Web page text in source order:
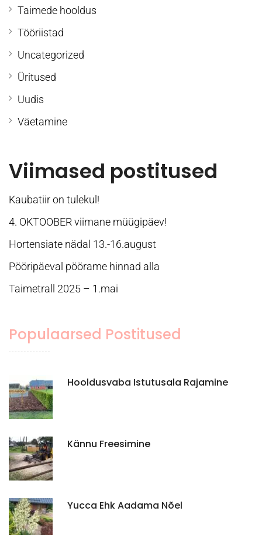
Taimede hooldus
Tööriistad
Uncategorized
Üritused
Uudis
Väetamine
Viimased postitused
Kaubatiir on tulekul!
4. OKTOOBER viimane müügipäev!
Hortensiate nädal 13.-16.august
Pööripäeval pöörame hinnad alla
Taimetrall 2025 – 1.mai
Populaarsed Postitused
Hooldusvaba Istutusala Rajamine
Kännu Freesimine
Yucca Ehk Aadama Nõel